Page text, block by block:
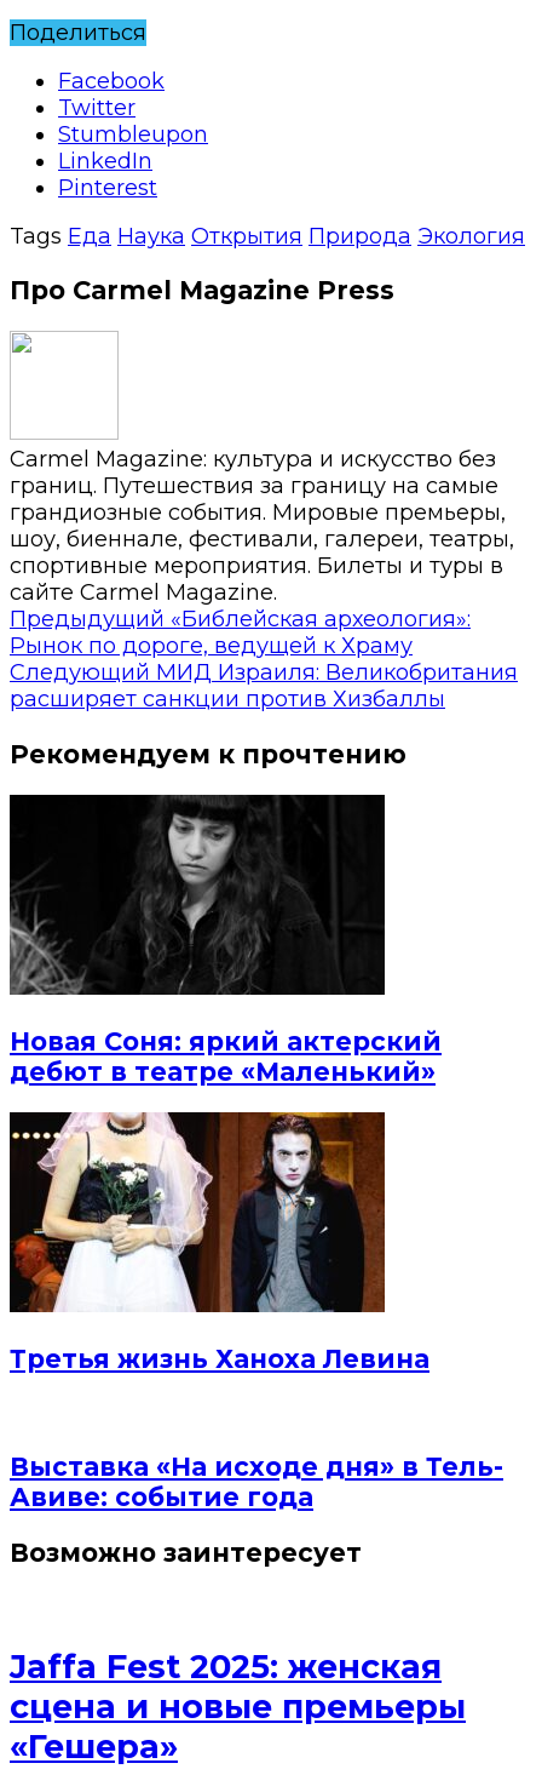
Поделиться
Facebook
Twitter
Stumbleupon
LinkedIn
Pinterest
Tags Еда Наука Открытия Природа Экология
Про Carmel Magazine Press
Carmel Magazine: культура и искусство без
границ. Путешествия за границу на самые
грандиозные события. Мировые премьеры,
шоу, биеннале, фестивали, галереи, театры,
спортивные мероприятия. Билеты и туры в
сайте Carmel Magazine.
Предыдущий «Библейская археология»:
Рынок по дороге, ведущей к Храму
Следующий МИД Израиля: Великобритания
расширяет санкции против Хизбаллы
Рекомендуем к прочтению
Новая Соня: яркий актерский
дебют в театре «Маленький»
Третья жизнь Ханоха Левина
Выставка «На исходе дня» в Тель-
Авиве: событие года
Возможно заинтересует
Jaffa Fest 2025: женская
сцена и новые премьеры
«Гешера»